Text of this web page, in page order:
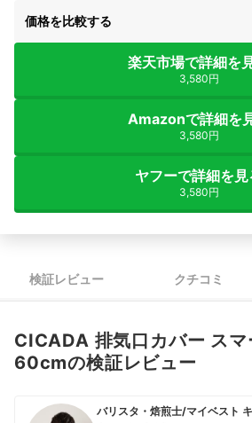
価格を比較する
楽天市場で詳細を
3,580円
Amazonで詳細を
3,580円
ヤフーで詳細を見
3,580円
検証レビュー クチコミ
CICADA 排気口カバー スマ
60cmの検証レビュー
バリスタ・焙煎士/マイベスト